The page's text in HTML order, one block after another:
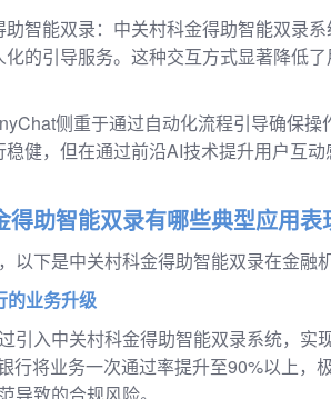
助智能双录：中关村科金得助智能双录
化的引导服务。这种交互方式显著降低
侧重于通过自动化流程引导确保
健，但在通过前沿AI技术提升用户互
助智能双录有哪些典型应用表
以下是中关村科金得助智能双录在金融
的业务升级
引入中关村科金得助智能双录系统，实
行将业务一次通过率提升至90%以上，